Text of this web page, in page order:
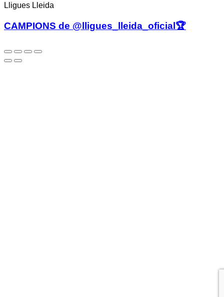
Lligues Lleida
CAMPIONS de @lligues_lleida_oficial🏆